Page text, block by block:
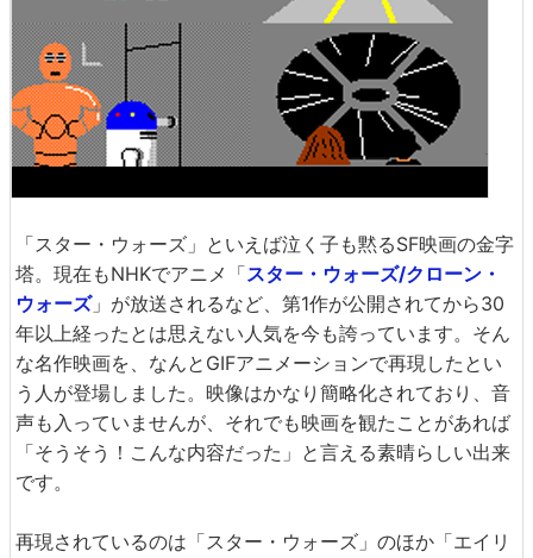
「スター・ウォーズ」といえば泣く子も黙るSF映画の金字
塔。現在もNHKでアニメ「スター・ウォーズ/クローン・
ウォーズ」が放送されるなど、第1作が公開されてから30
年以上経ったとは思えない人気を今も誇っています。そん
な名作映画を、なんとGIFアニメーションで再現したとい
う人が登場しました。映像はかなり簡略化されており、音
声も入っていませんが、それでも映画を観たことがあれば
「そうそう！こんな内容だった」と言える素晴らしい出来
です。
再現されているのは「スター・ウォーズ」のほか「エイリ